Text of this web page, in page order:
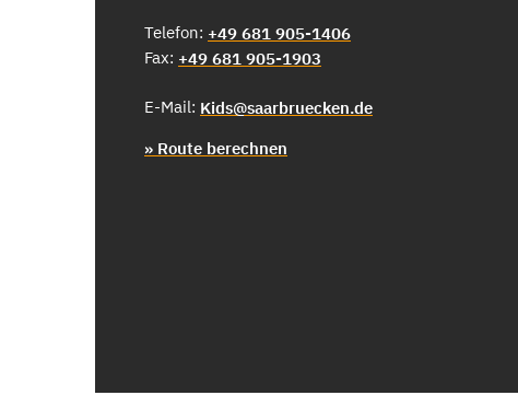
Telefon: +49 681 905-1406
Fax: +49 681 905-1903
E-Mail: Kids@saarbruecken.de
» Route berechnen